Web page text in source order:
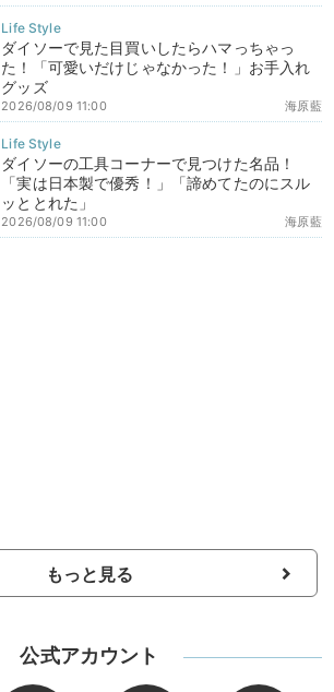
ダイソーで見た目買いしたらハマっちゃっ
た！「可愛いだけじゃなかった！」お手入れ
グッズ
海原藍
2026/08/09 11:00
ダイソーの工具コーナーで見つけた名品！
「実は日本製で優秀！」「諦めてたのにスル
ッととれた」
海原藍
2026/08/09 11:00
もっと見る
公式アカウント